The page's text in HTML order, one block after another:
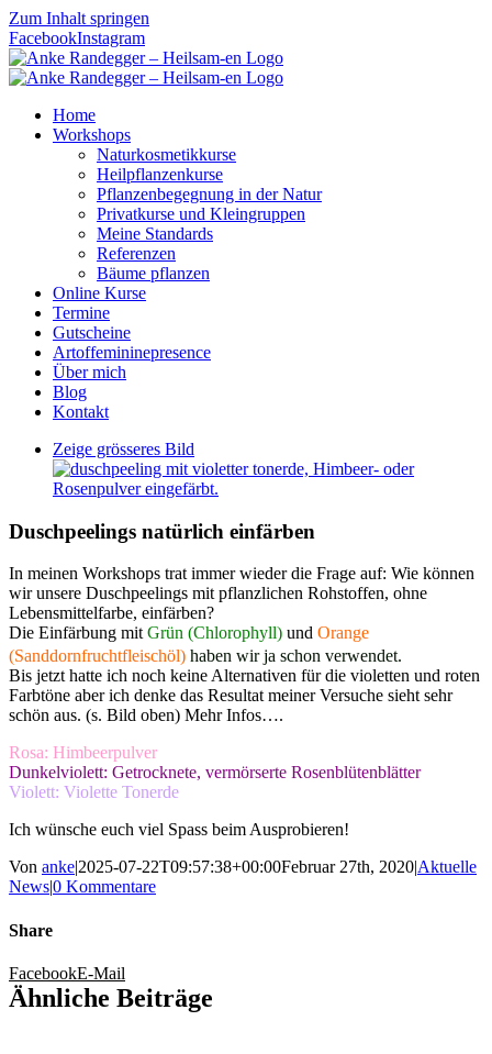
Zum Inhalt springen
FacebookInstagram
Home
Workshops
Naturkosmetikkurse
Heilpflanzenkurse
Pflanzenbegegnung in der Natur
Privatkurse und Kleingruppen
Meine Standards
Referenzen
Bäume pflanzen
Online Kurse
Termine
Gutscheine
Artoffemininepresence
Über mich
Blog
Kontakt
Zeige grösseres Bild
Duschpeelings natürlich einfärben
In meinen Workshops trat immer wieder die Frage auf: Wie können
wir unsere Duschpeelings mit pflanzlichen Rohstoffen, ohne
Lebensmittelfarbe, einfärben?
Die Einfärbung mitGrün (Chlorophyll) und Orange
(Sanddornfruchtfleischöl) haben wir ja schon verwendet.
Bis jetzt hatte ich noch keine Alternativen für die violetten und roten
Farbtöne aber ich denke das Resultat meiner Versuche sieht sehr
schön aus. (s. Bild oben) Mehr Infos….
Rosa: Himbeerpulver
Dunkelviolett: Getrocknete, vermörserte Rosenblütenblätter
Violett: Violette Tonerde
Ich wünsche euch viel Spass beim Ausprobieren!
Von anke|2025-07-22T09:57:38+00:00Februar 27th, 2020|Aktuelle
News|0 Kommentare
Share
FacebookE-Mail
Ähnliche Beiträge